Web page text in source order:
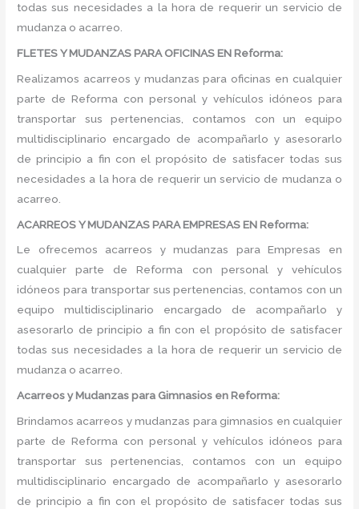
todas sus necesidades a la hora de requerir un servicio de
mudanza o acarreo.
FLETES Y MUDANZAS PARA OFICINAS EN Reforma:
Realizamos acarreos y mudanzas para oficinas en cualquier
parte de Reforma con personal y vehículos idóneos para
transportar sus pertenencias, contamos con un equipo
multidisciplinario encargado de acompañarlo y asesorarlo
de principio a fin con el propósito de satisfacer todas sus
necesidades a la hora de requerir un servicio de mudanza o
acarreo.
ACARREOS Y MUDANZAS PARA EMPRESAS EN Reforma:
Le ofrecemos acarreos y mudanzas para Empresas en
cualquier parte de Reforma con personal y vehículos
idóneos para transportar sus pertenencias, contamos con un
equipo multidisciplinario encargado de acompañarlo y
asesorarlo de principio a fin con el propósito de satisfacer
todas sus necesidades a la hora de requerir un servicio de
mudanza o acarreo.
Acarreos y Mudanzas para Gimnasios en Reforma:
Brindamos acarreos y mudanzas para gimnasios en cualquier
parte de Reforma con personal y vehículos idóneos para
transportar sus pertenencias, contamos con un equipo
multidisciplinario encargado de acompañarlo y asesorarlo
de principio a fin con el propósito de satisfacer todas sus